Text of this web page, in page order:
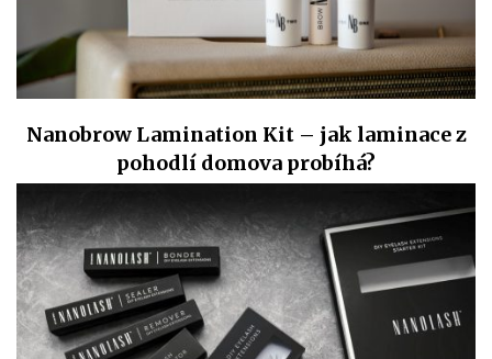
Nanobrow Lamination Kit – jak laminace z
pohodlí domova probíhá?